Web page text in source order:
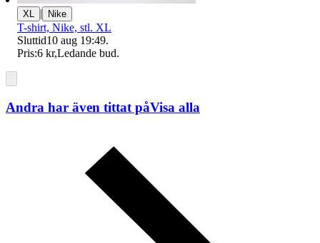
XL | Nike
T-shirt, Nike, stl. XL
Sluttid10 aug 19:49.
Pris:6 kr,Ledande bud.
Andra har även tittat påVisa alla